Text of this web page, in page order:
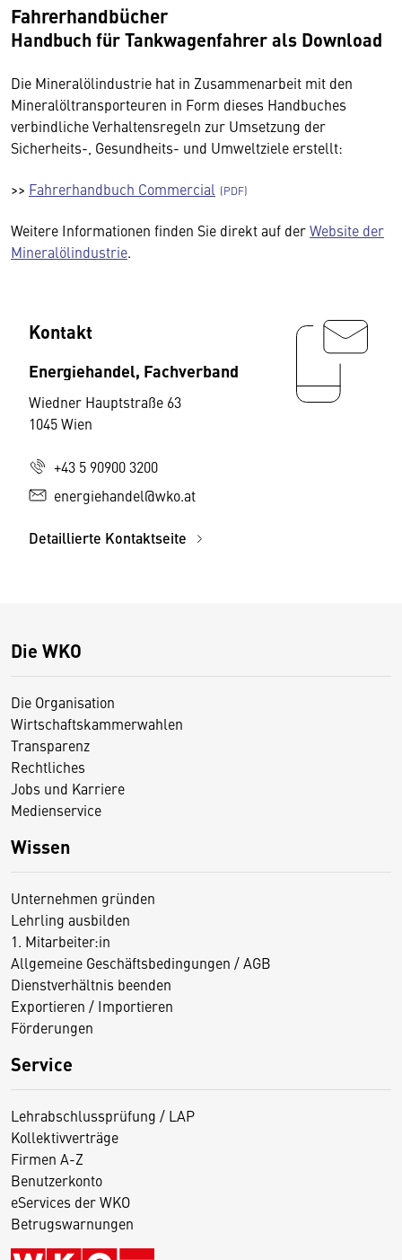
Fahrerhandbücher
Handbuch für Tankwagenfahrer als Download
Die Mineralölindustrie hat in Zusammenarbeit mit den
Mineralöltransporteuren in Form dieses Handbuches
verbindliche Verhaltensregeln zur Umsetzung der
Sicherheits-, Gesundheits- und Umweltziele erstellt:
>> Fahrerhandbuch Commercial
Weitere Informationen finden Sie direkt auf derWebsite der
Mineralölindustrie.
Kontakt
Energiehandel, Fachverband
Wiedner Hauptstraße 63
1045 Wien
+43 5 90900 3200
energiehandel@wko.at
Detaillierte Kontaktseite
Die WKO
Die Organisation
Wirtschaftskammerwahlen
Transparenz
Rechtliches
Jobs und Karriere
Medienservice
Wissen
Unternehmen gründen
Lehrling ausbilden
1. Mitarbeiter:in
Allgemeine Geschäftsbedingungen / AGB
Dienstverhältnis beenden
Exportieren / Importieren
Förderungen
Service
Lehrabschlussprüfung / LAP
Kollektivverträge
Firmen A-Z
Benutzerkonto
eServices der WKO
Betrugswarnungen